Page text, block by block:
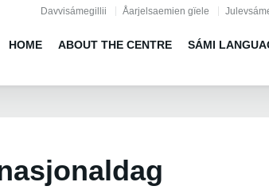
navigationDavvisámegillii Åarjelsaemien gïele
HOME ABOUT THE CENTRE SÁMI